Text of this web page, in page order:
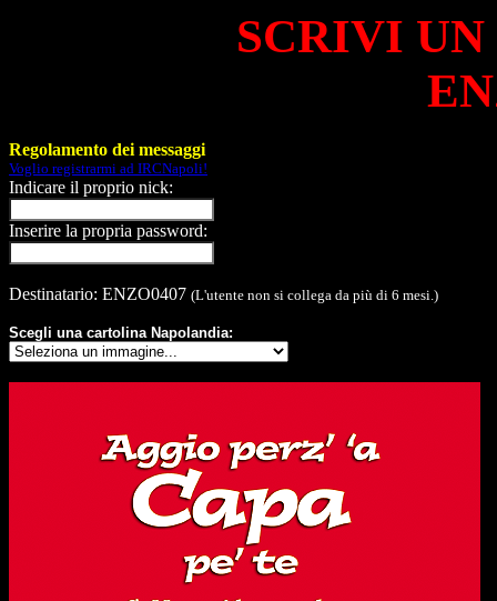
SCRIVI
Regolamento dei messaggi
Voglio registrarmi ad IRCNapoli!
Indicare il proprio nick:
Inserire la propria password:
Destinatario: ENZO0407 (L'utente non si collega da più di 6 mesi.)
Scegli una cartolina Napolandia: